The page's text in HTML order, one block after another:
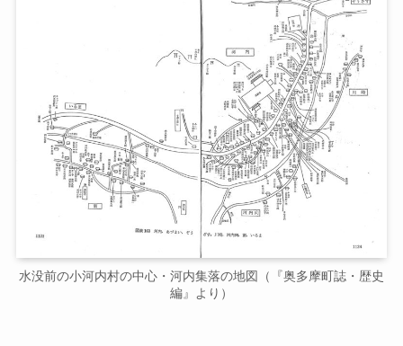
水没前の小河内村の中心・河内集落の地図（『奥多摩町誌・歴史
編』より）